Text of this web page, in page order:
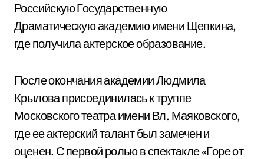
Российскую Государственную
Драматическую академию имени Щепкина,
где получила актерское образование.
После окончания академии Людмила
Крылова присоединилась к труппе
Московского театра имени Вл. Маяковского,
где ее актерский талант был замечен и
оценен. С первой ролью в спектакле «Горе от